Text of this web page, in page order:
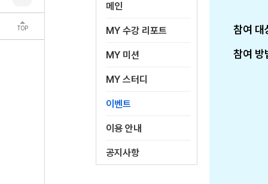
TOP
메인
MY 수강 리포트
MY 미션
MY 스터디
이벤트
이용 안내
공지사항
참여 대
참여 방